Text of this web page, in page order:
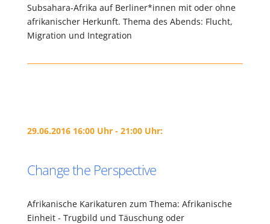
Subsahara-Afrika auf Berliner*innen mit oder ohne
afrikanischer Herkunft. Thema des Abends: Flucht,
Migration und Integration
29.06.2016 16:00 Uhr - 21:00 Uhr:
Change the Perspective
Afrikanische Karikaturen zum Thema: Afrikanische
Einheit - Trugbild und Täuschung oder